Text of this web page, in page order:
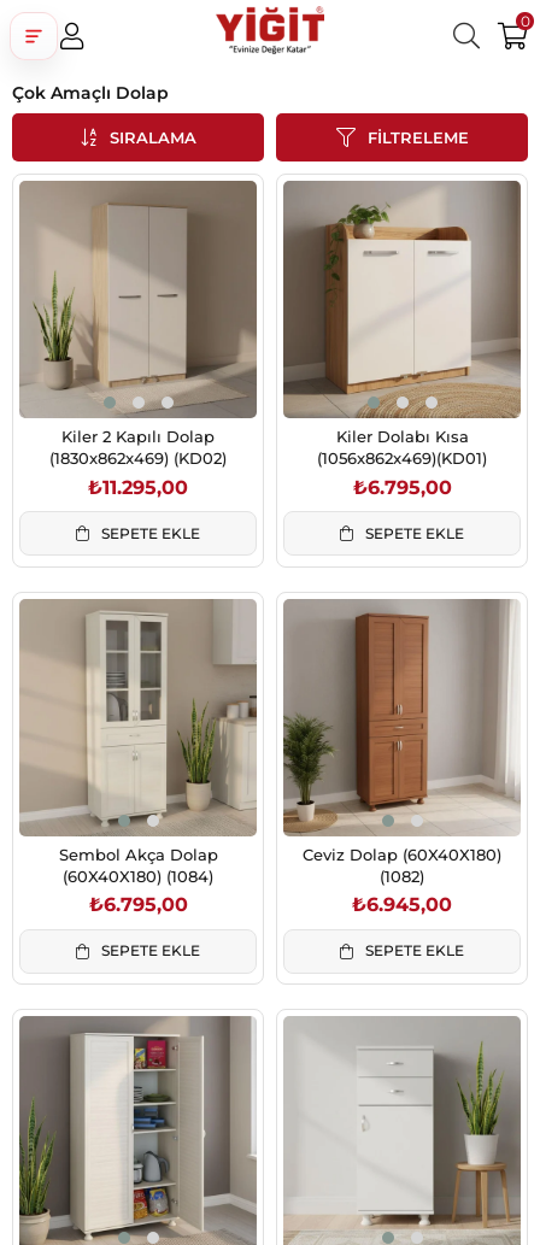
0
Üye Girişi
Google İle Bağlan
Çok Amaçlı Dolap
FILTRELEME
SIRALAMA
Kiler 2 Kapılı Dolap
(1830x862x469) (KD02)
₺11.295,00
SEPETE EKLE
Kiler Dolabı Kısa
(1056x862x469)(KD01)
₺6.795,00
SEPETE EKLE
Sembol Akça Dolap
(60X40X180) (1084)
₺6.795,00
SEPETE EKLE
Ceviz Dolap (60X40X180)
(1082)
₺6.945,00
SEPETE EKLE